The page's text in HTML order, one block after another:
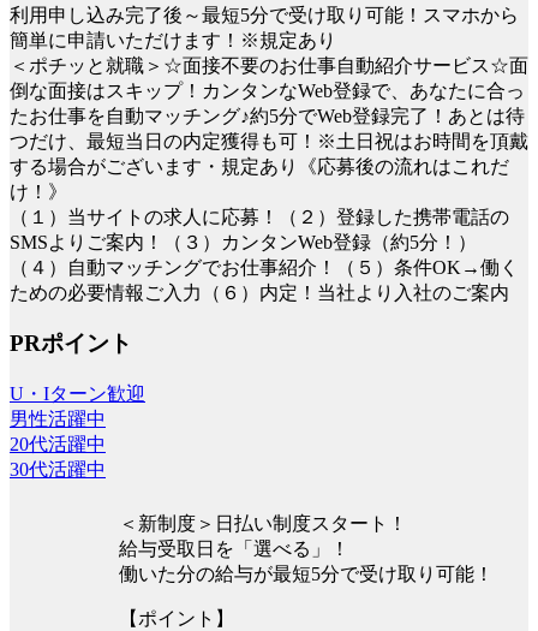
利用申し込み完了後～最短5分で受け取り可能！スマホから
簡単に申請いただけます！※規定あり
＜ポチッと就職＞☆面接不要のお仕事自動紹介サービス☆面
倒な面接はスキップ！カンタンなWeb登録で、あなたに合っ
たお仕事を自動マッチング♪約5分でWeb登録完了！あとは待
つだけ、最短当日の内定獲得も可！※土日祝はお時間を頂戴
する場合がございます・規定あり《応募後の流れはこれだ
け！》
（１）当サイトの求人に応募！（２）登録した携帯電話の
SMSよりご案内！（３）カンタンWeb登録（約5分！）
（４）自動マッチングでお仕事紹介！（５）条件OK→働く
ための必要情報ご入力（６）内定！当社より入社のご案内
PRポイント
U・Iターン歓迎
男性活躍中
20代活躍中
30代活躍中
＜新制度＞日払い制度スタート！
給与受取日を「選べる」！
働いた分の給与が最短5分で受け取り可能！
【ポイント】